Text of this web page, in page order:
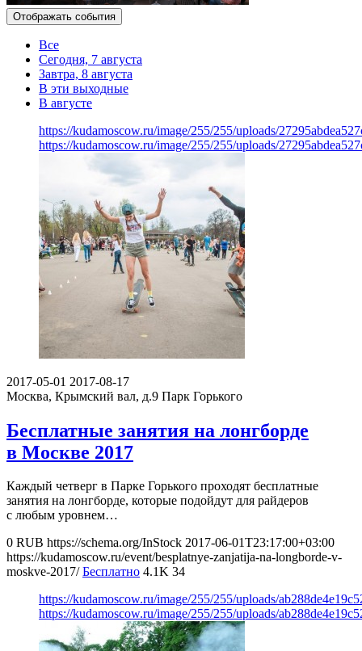
Отображать события
Все
Сегодня, 7 августа
Завтра, 8 августа
В эти выходные
В августе
https://kudamoscow.ru/image/255/255/uploads/
https://kudamoscow.ru/image/255/255/uploads/
2017-05-01 2017-08-17
Москва, Крымский вал, д.9 Парк Горького
Бесплатные занятия на лонгборде
в Москве 2017
Каждый четверг в Парке Горького проходят бесплатные
занятия на лонгборде, которые подойдут для райдеров
с любым уровнем…
0 RUB https://schema.org/InStock 2017-06-01T23:17:00+03:00
https://kudamoscow.ru/event/besplatnye-zanjatija-na-longborde-v-
moskve-2017/ Бесплатно 4.1K 34
https://kudamoscow.ru/image/255/255/uploads/
https://kudamoscow.ru/image/255/255/uploads/